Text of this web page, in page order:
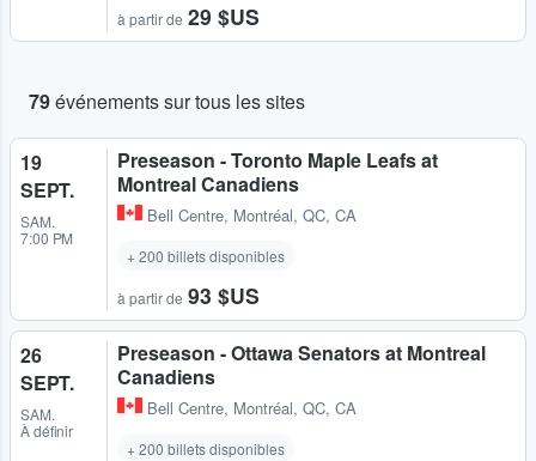
à partir de 29 $US
79événements sur tous les sites
19
SEPT.
SAM.
7:00 PM
Preseason - Toronto Maple Leafs at
Montreal Canadiens
Bell Centre, Montréal, QC, CA
+ 200 billets disponibles
à partir de 93 $US
26
SEPT.
SAM.
À définir
Preseason - Ottawa Senators at Montreal
Canadiens
Bell Centre, Montréal, QC, CA
+ 200 billets disponibles